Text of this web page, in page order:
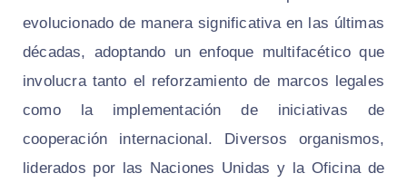
evolucionado de manera significativa en las últimas
décadas, adoptando un enfoque multifacético que
involucra tanto el reforzamiento de marcos legales
como la implementación de iniciativas de
cooperación internacional. Diversos organismos,
liderados por las Naciones Unidas y la Oficina de